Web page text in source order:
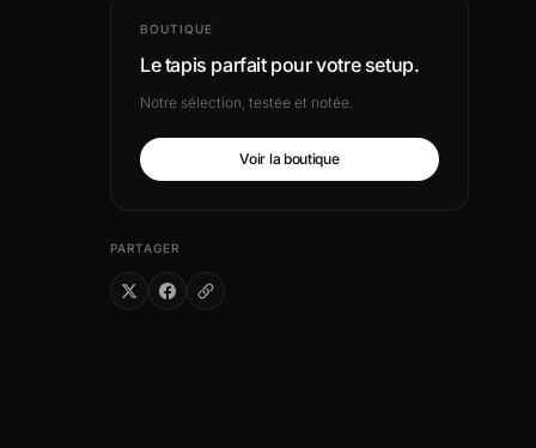
BOUTIQUE
Le tapis parfait pour votre setup.
Notre sélection, testée et notée.
Voir la boutique
PARTAGER